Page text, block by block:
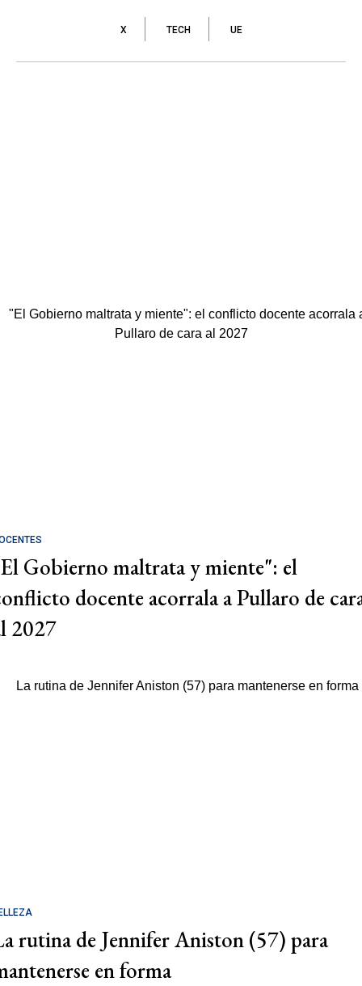
X TECH UE
Gobierno maltrata y miente": el
docente acorrala a Pullaro de
2027
rutina de Jennifer Aniston (57) para
en forma